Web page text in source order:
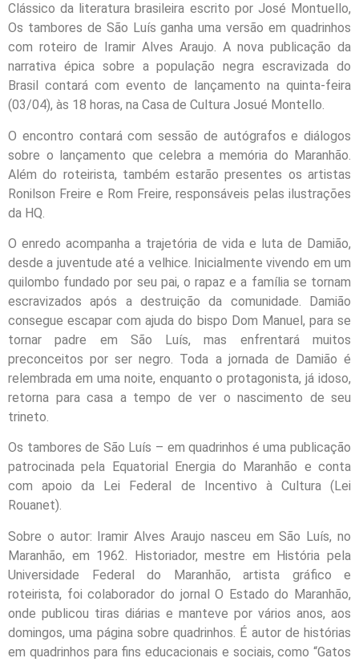
Clássico da literatura brasileira escrito por José Montuello,
Os tambores de São Luís ganha uma versão em quadrinhos
com roteiro de Iramir Alves Araujo. A nova publicação da
narrativa épica sobre a população negra escravizada do
Brasil contará com evento de lançamento na quinta-feira
(03/04), às 18 horas, na Casa de Cultura Josué Montello.
O encontro contará com sessão de autógrafos e diálogos
sobre o lançamento que celebra a memória do Maranhão.
Além do roteirista, também estarão presentes os artistas
Ronilson Freire e Rom Freire, responsáveis pelas ilustrações
da HQ.
O enredo acompanha a trajetória de vida e luta de Damião,
desde a juventude até a velhice. Inicialmente vivendo em um
quilombo fundado por seu pai, o rapaz e a família se tornam
escravizados após a destruição da comunidade. Damião
consegue escapar com ajuda do bispo Dom Manuel, para se
tornar padre em São Luís, mas enfrentará muitos
preconceitos por ser negro. Toda a jornada de Damião é
relembrada em uma noite, enquanto o protagonista, já idoso,
retorna para casa a tempo de ver o nascimento de seu
trineto.
Os tambores de São Luís – em quadrinhos é uma publicação
patrocinada pela Equatorial Energia do Maranhão e conta
com apoio da Lei Federal de Incentivo à Cultura (Lei
Rouanet).
Sobre o autor: Iramir Alves Araujo nasceu em São Luís, no
Maranhão, em 1962. Historiador, mestre em História pela
Universidade Federal do Maranhão, artista gráfico e
roteirista, foi colaborador do jornal O Estado do Maranhão,
onde publicou tiras diárias e manteve por vários anos, aos
domingos, uma página sobre quadrinhos. É autor de histórias
em quadrinhos para fins educacionais e sociais, como “Gatos